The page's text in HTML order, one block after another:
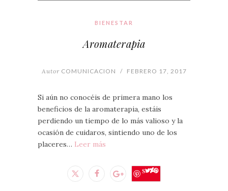
BIENESTAR
Aromaterapia
AutorCOMUNICACION / FEBRERO 17, 2017
Si aún no conocéis de primera mano los
beneficios de la aromaterapia, estáis
perdiendo un tiempo de lo más valioso y la
ocasión de cuidaros, sintiendo uno de los
placeres… Leer más
Save